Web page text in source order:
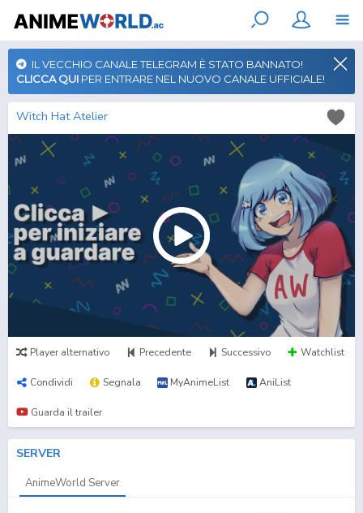
IL VECCHIO CANALE TELEGRAM È STATO BANNATO!
CLICCA QUI PER ENTRARE NEL NUOVO CANALE UFFICIALE!
Witch Hat Atelier
Player alternativo Precedente Successivo Watchlist
Condividi Segnala MyAnimeList AniList
Guarda il trailer
SERVER
AnimeWorld Server